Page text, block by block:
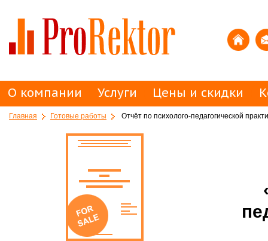
О компании Услуги Цены и скидки
Главная Готовые работы Отчёт по психолого-педагогической